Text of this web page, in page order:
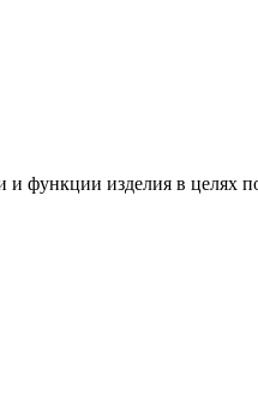
и функции изделия в целях